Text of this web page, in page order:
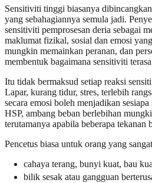
Sensitiviti tinggi biasanya
yang sebahagiannya semula jadi.
sensitiviti pemprosesan deria sebagai
maklumat fizikal, sosial dan emosi
mungkin memainkan peranan, dan
membentuk bagaimana sensitiviti
Itu tidak bermaksud setiap reaksi
Lapar, kurang tidur, stres, terlebih
secara emosi boleh menjadikan
HSP, ambang beban berlebihan
terutamanya apabila beberapa tekanan
Pencetus biasa untuk orang yang
cahaya terang, bunyi kuat, bau
bilik sesak atau gangguan